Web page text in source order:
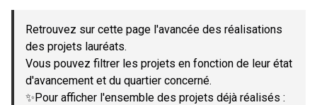
−
Retrouvez sur cette page l'avancée des réalisations
des projets lauréats.
Vous pouvez filtrer les projets en fonction de leur état
d'avancement et du quartier concerné.
✨Pour afficher l'ensemble des projets déjà réalisés :